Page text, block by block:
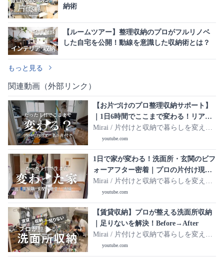
納術
【ルームツアー】整理収納のプロがフルリノベ
した自宅を公開！動線を意識した収納術とは？
もっと見る
関連動画（外部リンク）
【お片づけのプロ整理収納サポート】
｜1日6時間でここまで変わる！リアル
お片づけ現場密着
Mirai / 片付けと収納で暮らしを変え
る。youtube.com
1日で家が変わる！洗面所・玄関のビフ
ォーアフター密着｜プロの片付け現
場・後編
Mirai / 片付けと収納で暮らしを変え
る。youtube.com
【賃貸収納】プロが整える洗面所収納
｜足りないを解決！Before→After
Mirai / 片付けと収納で暮らしを変え
る。youtube.com